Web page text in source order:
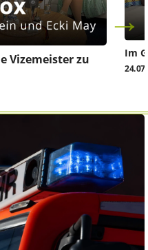
Vizemeister zu
Im